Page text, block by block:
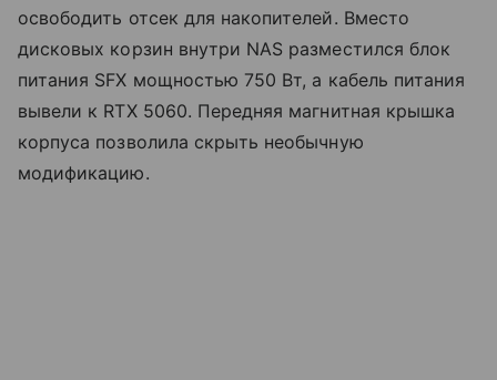
освободить отсек для накопителей. Вместо
дисковых корзин внутри NAS разместился блок
питания SFX мощностью 750 Вт, а кабель питания
вывели к RTX 5060. Передняя магнитная крышка
корпуса позволила скрыть необычную
модификацию.